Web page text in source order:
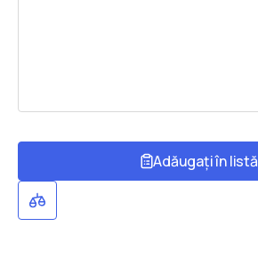
Adăugați în listă